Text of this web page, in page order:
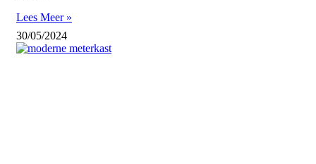
Lees Meer »
30/05/2024